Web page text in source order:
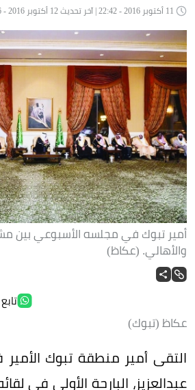
أمير تبوك في مجلسه الأسبوعي بين
والأهالي. (عكاظ)
عكاظ (تبوك)
التقى أمير منطقة تبوك
عبدالعزيز، البارحة الأولى في